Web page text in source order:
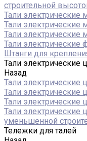
строительной
Тали электрические
Тали электрические
Тали электрические
Тали электрические
Штанги для
Тали электрические
Назад
Тали электрические
Тали электрические
Тали электрические
Тали
уменьшенной
Тележки для талей